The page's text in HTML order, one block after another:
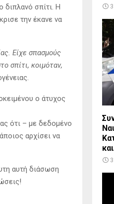
διπλανό σπίτι. Η
την έκανε να
Είχε σπασμούς
σπίτι, κοιμόταν,
ο άτυχος
ότι – με δεδομένο
αρχίσει να
αυτή διάσωση